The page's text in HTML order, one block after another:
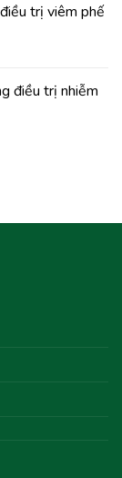
trị viêm phế
điều trị nhiễm